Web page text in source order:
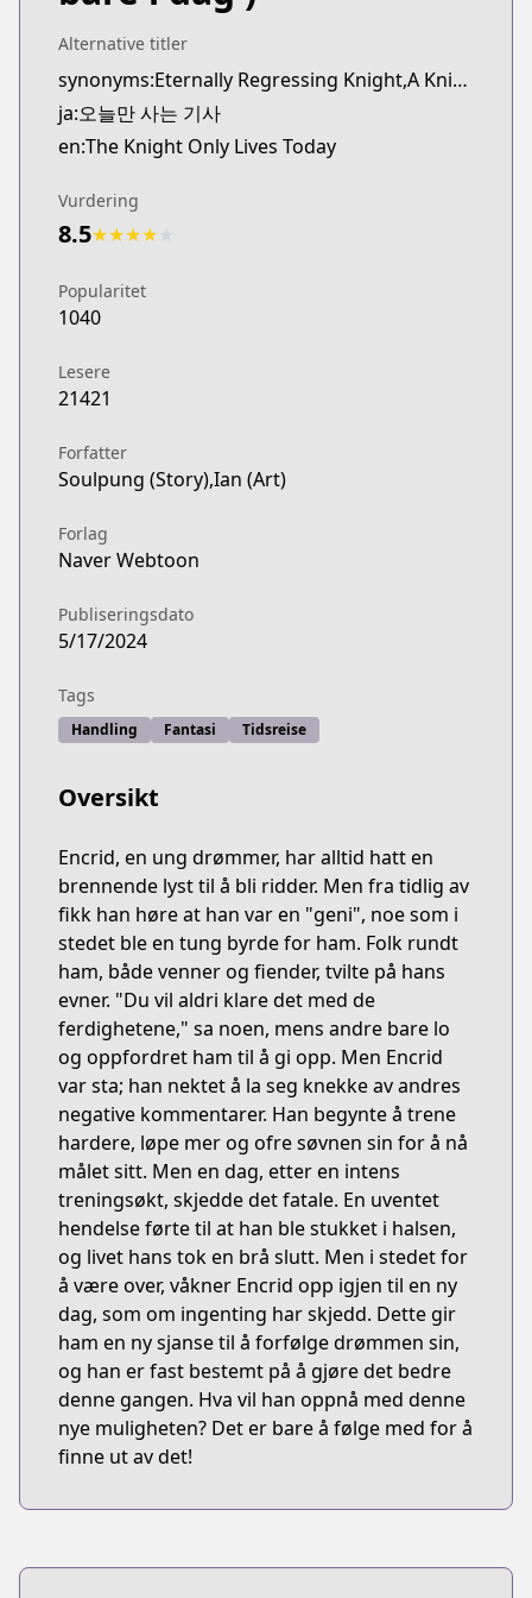
https://www.webtoons.com/en/fantasy/the-
Naver Webtoon
Naver Webtoon
https://comic.naver.com/webtoon/
Naver Series
https://series.naver.com/comic/
Alternative titler
synonyms:Eternally Regressing Knight,A Knight Who Eternally Regresses,Oneul-man Saneun Gisa
ja:오늘만 사는 기사
en:The Knight Only Lives Today
Vurdering
8.5★★★★
Popularitet
1040
Lesere
21421
Forfatter
Soulpung (Story),Ian (Art)
Forlag
Naver Webtoon
Publiseringsdato
5/17/2024
Tags
Handling Fantasi Tidsreise
Oversikt
Encrid, en ung drømmer, har alltid hatt en
brennende lyst til å bli ridder. Men fra tidlig av
fikk han høre at han var en "geni", noe som i
stedet ble en tung byrde for ham. Folk rundt
ham, både venner og fiender, tvilte på hans
evner. "Du vil aldri klare det med de
ferdighetene," sa noen, mens andre bare lo
og oppfordret ham til å gi opp. Men Encrid
var sta; han nektet å la seg knekke av andres
negative kommentarer. Han begynte å trene
hardere, løpe mer og ofre søvnen sin for å nå
målet sitt. Men en dag, etter en intens
treningsøkt, skjedde det fatale. En uventet
hendelse førte til at han ble stukket i halsen,
og livet hans tok en brå slutt. Men i stedet for
å være over, våkner Encrid opp igjen til en ny
dag, som om ingenting har skjedd. Dette gir
ham en ny sjanse til å forfølge drømmen sin,
og han er fast bestemt på å gjøre det bedre
denne gangen. Hva vil han oppnå med denne
nye muligheten? Det er bare å følge med for å
finne ut av det!